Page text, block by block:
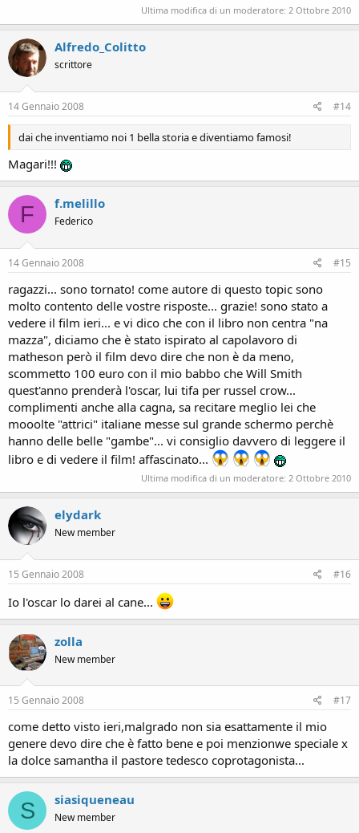
Ultima modifica di un moderatore: 2 Ottobre 2010
Alfredo_Colitto
scrittore
14 Gennaio 2008 #14
dai che inventiamo noi 1 bella storia e diventiamo famosi!
Magari!!!
F f.melillo
Federico
14 Gennaio 2008 #15
ragazzi... sono tornato! come autore di questo topic sono
molto contento delle vostre risposte... grazie! sono stato a
vedere il film ieri... e vi dico che con il libro non centra "na
mazza", diciamo che è stato ispirato al capolavoro di
matheson però il film devo dire che non è da meno,
scommetto 100 euro con il mio babbo che Will Smith
quest'anno prenderà l'oscar, lui tifa per russel crow...
complimenti anche alla cagna, sa recitare meglio lei che
mooolte "attrici" italiane messe sul grande schermo perchè
hanno delle belle "gambe"... vi consiglio davvero di leggere il
libro e di vedere il film! affascinato...
Ultima modifica di un moderatore: 2 Ottobre 2010
elydark
New member
15 Gennaio 2008 #16
Io l'oscar lo darei al cane...
zolla
New member
15 Gennaio 2008 #17
come detto visto ieri,malgrado non sia esattamente il mio
genere devo dire che è fatto bene e poi menzionwe speciale x
la dolce samantha il pastore tedesco coprotagonista...
S siasiqueneau
New member